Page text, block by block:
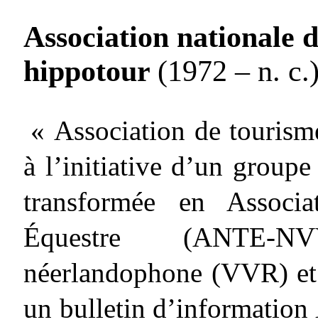
Association nationale
hippotour (1972 – n.
« Association de
à l’initiative d’un groupe
transformée en
Équestre (ANTE-
néerlandophone (VVR)
un bulletin d’information